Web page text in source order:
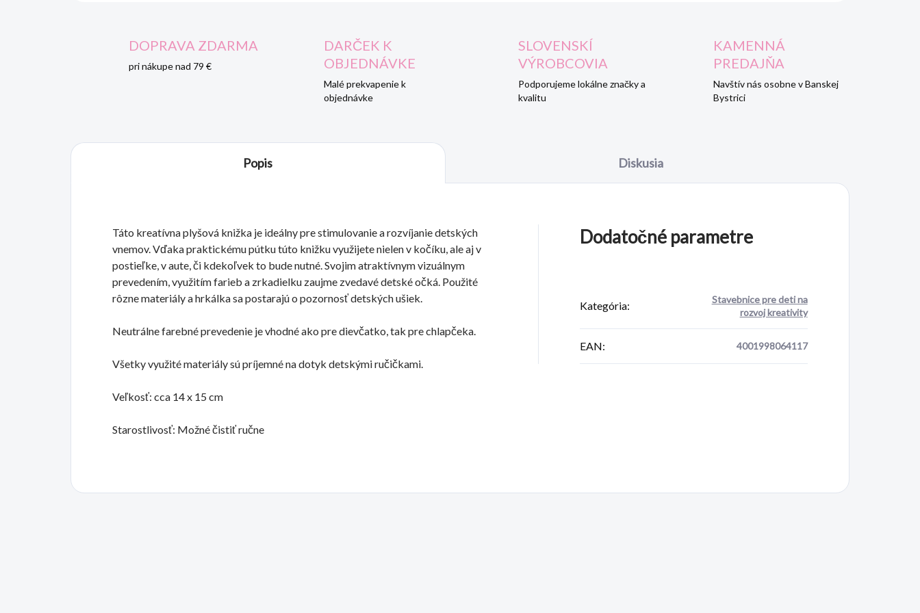
DOPRAVA ZDARMA
pri nákupe nad 79 €
DARČEK K
OBJEDNÁVKE
Malé prekvapenie k
objednávke
SLOVENSKÍ
VÝROBCOVIA
Podporujeme lokálne značky a
kvalitu
KAMENNÁ
PREDAJŇA
Navštív nás osobne v Banskej
Bystrici
Popis Diskusia
Táto kreatívna plyšová knižka je ideálny pre stimulovanie a rozvíjanie detských
vnemov. Vďaka praktickému pútku túto knižku využijete nielen v kočíku, ale aj v
postieľke, v aute, či kdekoľvek to bude nutné. Svojim atraktívnym vizuálnym
prevedením, využitím farieb a zrkadielku zaujme zvedavé detské očká. Použité
rôzne materiály a hrkálka sa postarajú o pozornosť detských ušiek.
Neutrálne farebné prevedenie je vhodné ako pre dievčatko, tak pre chlapčeka.
Všetky využité materiály sú príjemné na dotyk detskými ručičkami.
Veľkosť: cca 14 x 15 cm
Starostlivosť: Možné čistiť ručne
Dodatočné parametre
Kategória:
Stavebnice pre deti na
rozvoj kreativity
EAN: 4001998064117